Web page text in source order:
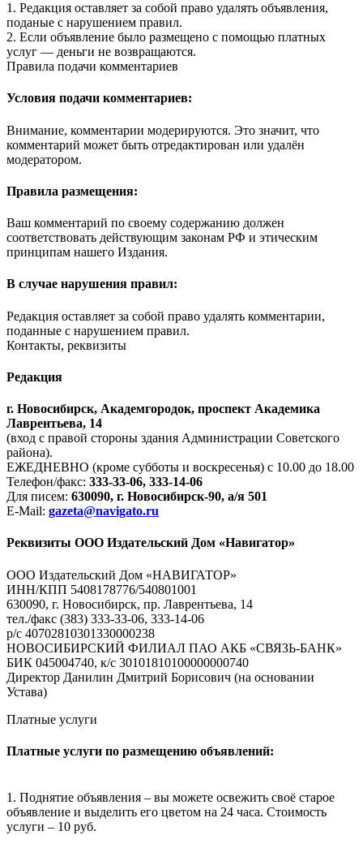
1. Редакция оставляет за собой право удалять объявления,
поданые с нарушением правил.
2. Если объявление было размещено с помощью платных
услуг — деньги не возвращаются.
Правила подачи комментариев
Условия подачи комментариев:
Внимание, комментарии модерируются. Это значит, что
комментарий может быть отредактирован или удалён
модератором.
Правила размещения:
Ваш комментарий по своему содержанию должен
соответствовать действующим законам РФ и этическим
принципам нашего Издания.
В случае нарушения правил:
Редакция оставляет за собой право удалять комментарии,
поданные с нарушением правил.
Контакты, реквизиты
Редакция
г. Новосибирск, Академгородок, проспект Академика
Лаврентьева, 14
(вход с правой стороны здания Администрации Советского
района).
ЕЖЕДНЕВНО (кроме субботы и воскресенья) с 10.00 до 18.00
Телефон/факс: 333-33-06, 333-14-06
Для писем: 630090, г. Новосибирск-90, а/я 501
E-Mail: gazeta@navigato.ru
Реквизиты ООО Издательский Дом «Навигатор»
ООО Издательский Дом «НАВИГАТОР»
ИНН/КПП 5408178776/540801001
630090, г. Новосибирск, пр. Лаврентьева, 14
тел./факс (383) 333-33-06, 333-14-06
р/с 40702810301330000238
НОВОСИБИРСКИЙ ФИЛИАЛ ПАО АКБ «СВЯЗЬ-БАНК»
БИК 045004740, к/с 30101810100000000740
Директор Данилин Дмитрий Борисович (на основании
Устава)
Платные услуги
Платные услуги по размещению объявлений:
1. Поднятие объявления – вы можете освежить своё старое
объявление и выделить его цветом на 24 часа. Стоимость
услуги – 10 руб.